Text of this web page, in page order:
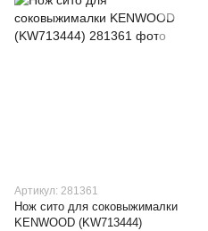
Артикул: 281361
Нож сито для соковыжималки
KENWOOD (KW713444)